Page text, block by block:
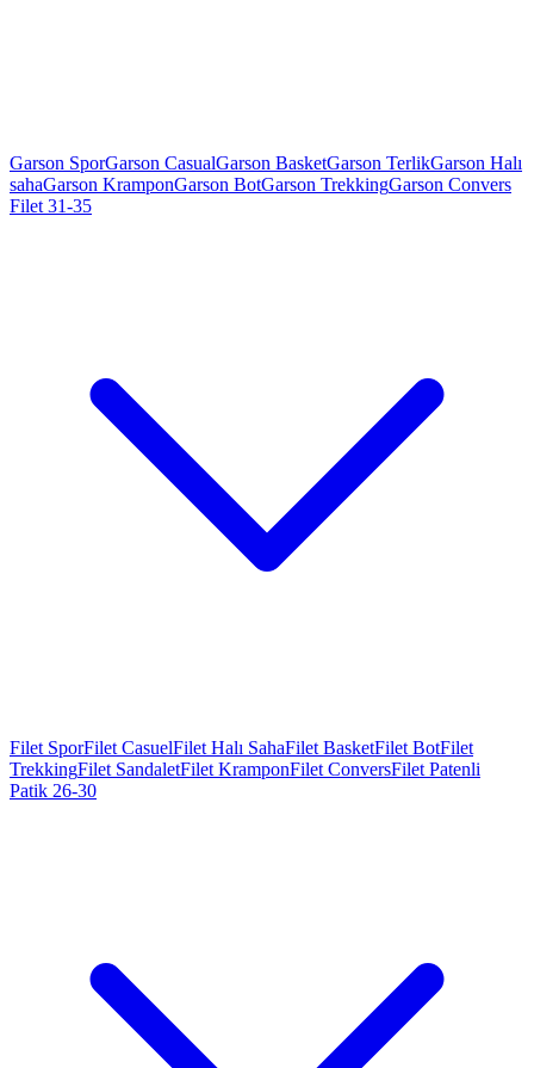
Garson SporGarson CasualGarson BasketGarson TerlikGarson Halı
sahaGarson KramponGarson BotGarson TrekkingGarson Convers
Filet 31-35
Filet SporFilet CasuelFilet Halı SahaFilet BasketFilet BotFilet
TrekkingFilet SandaletFilet KramponFilet ConversFilet Patenli
Patik 26-30